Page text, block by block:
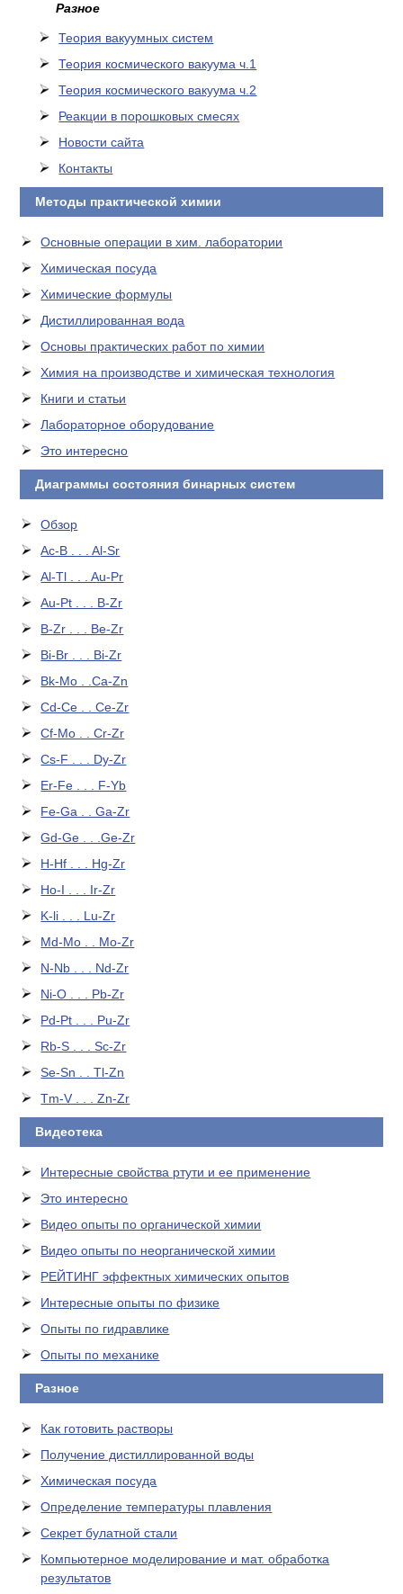
Разное
Теория вакуумных систем
Теория космического вакуума ч.1
Теория космического вакуума ч.2
Реакции в порошковых смесях
Новости сайта
Контакты
Методы практической химии
Основные операции в хим. лаборатории
Химическая посуда
Химические формулы
Дистиллированная вода
Основы практических работ по химии
Химия на производстве и химическая технология
Книги и статьи
Лабораторное оборудование
Это интересно
Диаграммы состояния бинарных систем
Обзор
Ac-B . . . Al-Sr
Al-Tl . . . Au-Pr
Au-Pt . . . B-Zr
B-Zr . . . Be-Zr
Bi-Br . . . Bi-Zr
Bk-Mo . .Ca-Zn
Cd-Ce . . Ce-Zr
Cf-Mo . . Cr-Zr
Cs-F . . . Dy-Zr
Er-Fe . . . F-Yb
Fe-Ga . . Ga-Zr
Gd-Ge . . .Ge-Zr
H-Hf . . . Hg-Zr
Ho-I . . . Ir-Zr
K-li . . . Lu-Zr
Md-Mo . . Mo-Zr
N-Nb . . . Nd-Zr
Ni-O . . . Pb-Zr
Pd-Pt . . . Pu-Zr
Rb-S . . . Sc-Zr
Se-Sn . . Tl-Zn
Tm-V . . . Zn-Zr
Видеотека
Интересные свойства ртути и ее применение
Это интересно
Видео опыты по органической химии
Видео опыты по неорганической химии
РЕЙТИНГ эффектных химических опытов
Интересные опыты по физике
Опыты по гидравлике
Опыты по механике
Разное
Как готовить растворы
Получение дистиллированной воды
Химическая посуда
Определение температуры плавления
Секрет булатной стали
Компьютерное моделирование и мат. обработка
результатов